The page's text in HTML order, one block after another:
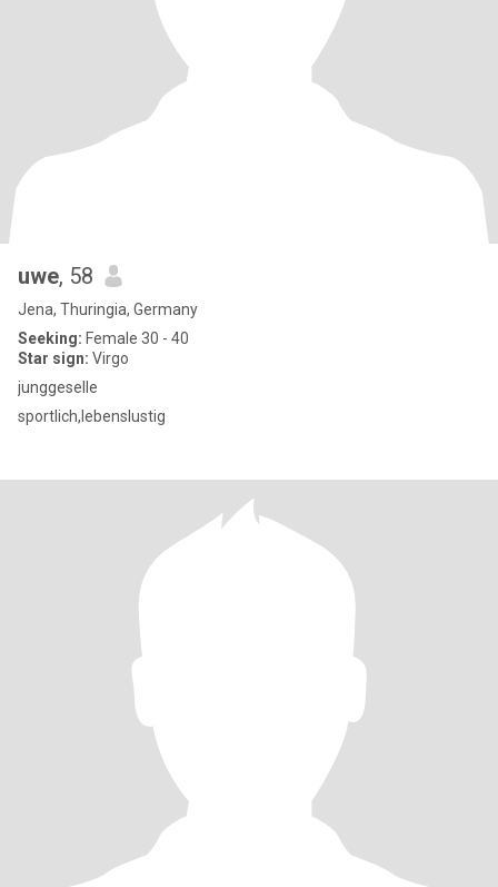
uwe, 58
Jena, Thuringia, Germany
Seeking: Female 30 - 40
Star sign: Virgo
junggeselle
sportlich,lebenslustig